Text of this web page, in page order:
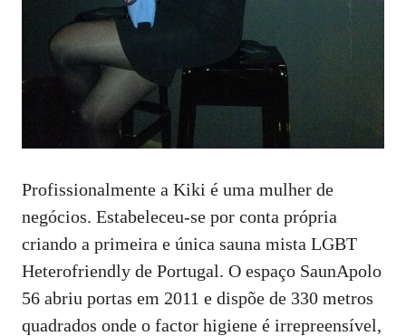
Profissionalmente a Kiki é uma mulher de
negócios. Estabeleceu-se por conta própria
criando a primeira e única sauna mista LGBT
Heterofriendly de Portugal. O espaço SaunApolo
56 abriu portas em 2011 e dispõe de 330 metros
quadrados onde o factor higiene é irrepreensível,